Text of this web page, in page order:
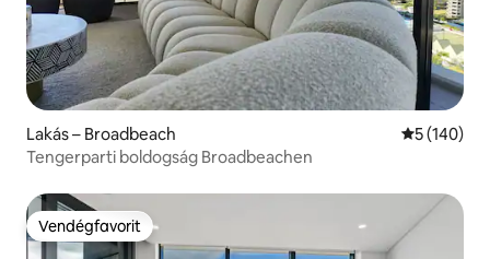
Lakás – Broadbeach Átlagos
5 (140)
Tengerparti boldogság Broadbeachen
Vendégfavorit
Vendégfavorit